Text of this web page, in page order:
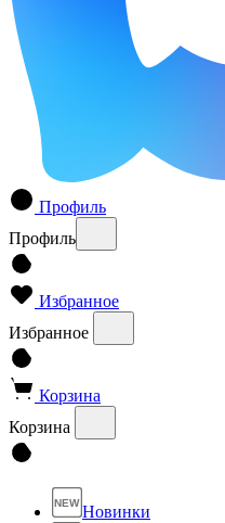
Профиль
Профиль
Избранное
Избранное
Корзина
Корзина
NEW Новинки